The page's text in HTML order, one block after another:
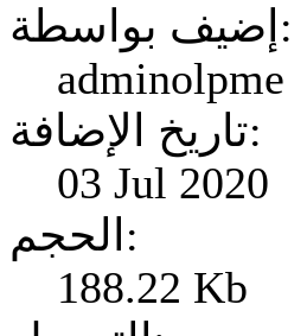
إضيف بواسطة:
adminolpme
تاريخ الإضافة:
03 Jul 2020
الحجم:
188.22 Kb